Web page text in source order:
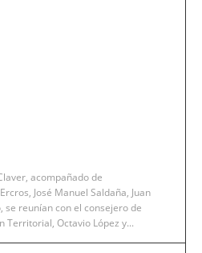
acompañado de
José Manuel Saldaña, Juan
se reunían con el consejero de
Territorial, Octavio López y...